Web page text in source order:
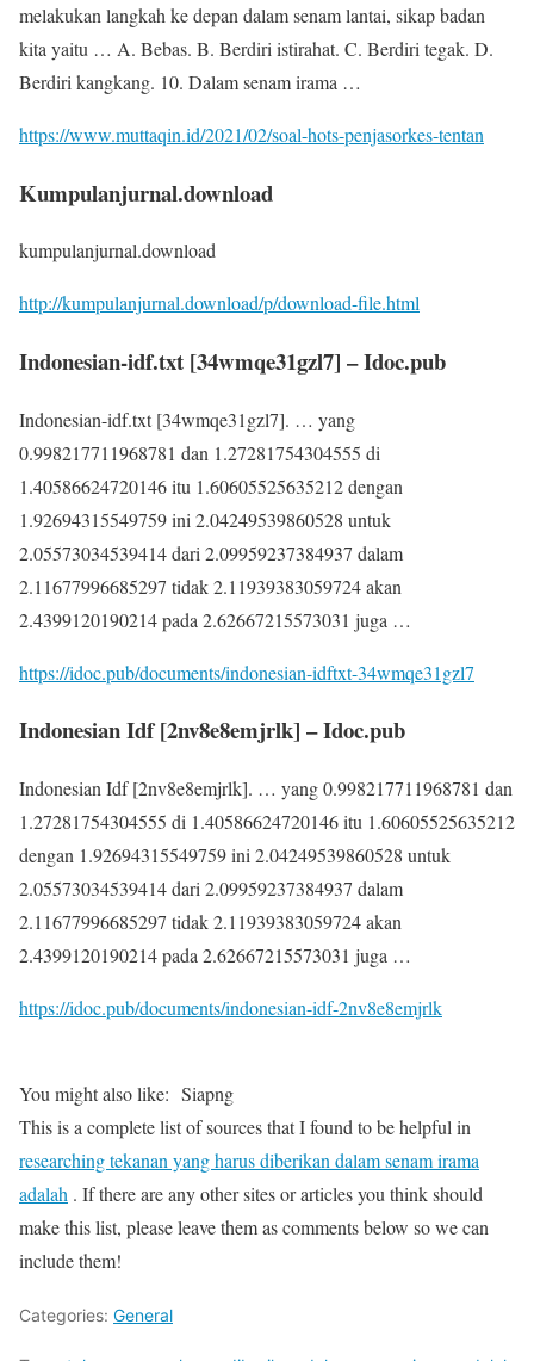
melakukan langkah ke depan dalam senam lantai, sikap badan
kita yaitu … A. Bebas. B. Berdiri istirahat. C. Berdiri tegak. D.
Berdiri kangkang. 10. Dalam senam irama …
https://www.muttaqin.id/2021/02/soal-hots-penjasorkes-tentan
Kumpulanjurnal.download
kumpulanjurnal.download
http://kumpulanjurnal.download/p/download-file.html
Indonesian-idf.txt [34wmqe31gzl7] – Idoc.pub
Indonesian-idf.txt [34wmqe31gzl7]. … yang
0.998217711968781 dan 1.27281754304555 di
1.40586624720146 itu 1.60605525635212 dengan
1.92694315549759 ini 2.04249539860528 untuk
2.05573034539414 dari 2.09959237384937 dalam
2.11677996685297 tidak 2.11939383059724 akan
2.4399120190214 pada 2.62667215573031 juga …
https://idoc.pub/documents/indonesian-idftxt-34wmqe31gzl7
Indonesian Idf [2nv8e8emjrlk] – Idoc.pub
Indonesian Idf [2nv8e8emjrlk]. … yang 0.998217711968781 dan
1.27281754304555 di 1.40586624720146 itu 1.60605525635212
dengan 1.92694315549759 ini 2.04249539860528 untuk
2.05573034539414 dari 2.09959237384937 dalam
2.11677996685297 tidak 2.11939383059724 akan
2.4399120190214 pada 2.62667215573031 juga …
https://idoc.pub/documents/indonesian-idf-2nv8e8emjrlk
You might also like: Siapng
This is a complete list of sources that I found to be helpful in
researching tekanan yang harus diberikan dalam senam irama
adalah . If there are any other sites or articles you think should
make this list, please leave them as comments below so we can
include them!
Categories: General